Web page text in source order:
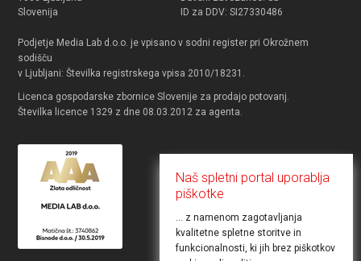
Slovenija
ID za DDV: SI27330486
Podjetje Media Lab d.o.o. je vpisano v sodni register pri Okrožnem
sodišču
v Ljubljani: Številka registrskega vpisa 2010/18231.
Licenca gospodarske zbornice Slovenije za prodajo potovanj.
Številka licence 1329 z dne 08.03.2012 za agenta.
Naš spletni portal uporablja
piškotke
... z namenom zagotavljanja
kvalitetne spletne storitve in
funkcionalnosti, ki jih brez piškotkov